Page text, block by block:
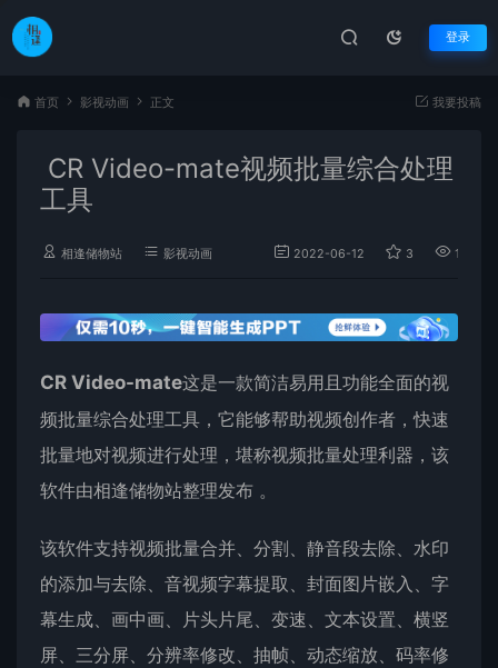
登录
首页 影视动画 正文 我要投稿
CR Video-mate视频批量综合处理
工具
相逢储物站 影视动画 2022-06-12 3 11,722
CR Video-mate这是一款简洁易用且功能全面的视
频批量综合处理工具，它能够帮助视频创作者，快速
批量地对视频进行处理，堪称视频批量处理利器，该
软件由相逢储物站整理发布 。
该软件支持视频批量合并、分割、静音段去除、水印
的添加与去除、音视频字幕提取、封面图片嵌入、字
幕生成、画中画、片头片尾、变速、文本设置、横竖
屏、三分屏、分辨率修改、抽帧、动态缩放、码率修